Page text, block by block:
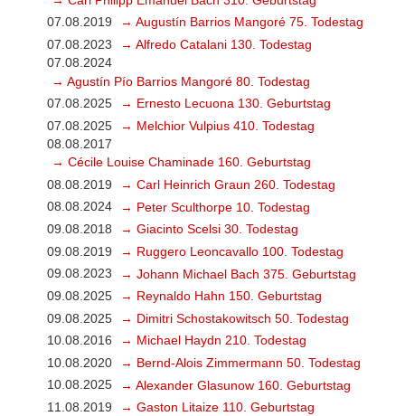
07.08.2019
→ Augustín Barrios Mangoré 75. Todestag
07.08.2023
→ Alfredo Catalani 130. Todestag
07.08.2024
→ Agustín Pío Barrios Mangoré 80. Todestag
07.08.2025
→ Ernesto Lecuona 130. Geburtstag
07.08.2025
→ Melchior Vulpius 410. Todestag
08.08.2017
→ Cécile Louise Chaminade 160. Geburtstag
08.08.2019
→ Carl Heinrich Graun 260. Todestag
08.08.2024
→ Peter Sculthorpe 10. Todestag
09.08.2018
→ Giacinto Scelsi 30. Todestag
09.08.2019
→ Ruggero Leoncavallo 100. Todestag
09.08.2023
→ Johann Michael Bach 375. Geburtstag
09.08.2025
→ Reynaldo Hahn 150. Geburtstag
09.08.2025
→ Dimitri Schostakowitsch 50. Todestag
10.08.2016
→ Michael Haydn 210. Todestag
10.08.2020
→ Bernd-Alois Zimmermann 50. Todestag
10.08.2025
→ Alexander Glasunow 160. Geburtstag
11.08.2019
→ Gaston Litaize 110. Geburtstag